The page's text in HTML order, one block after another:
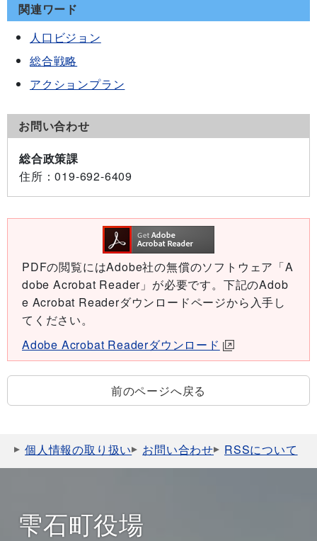
関連ワード
人口ビジョン
総合戦略
アクションプラン
お問い合わせ
総合政策課
住所 ：019-692-6409
PDFの閲覧にはAdobe社の無償のソフトウェア「A
dobe Acrobat Reader」が必要です。下記のAdob
e Acrobat Readerダウンロードページから入手し
てください。
Adobe Acrobat Readerダウンロード
前のページへ戻る
個人情報の取り扱い お問い合わせ RSSについて
雫石町役場